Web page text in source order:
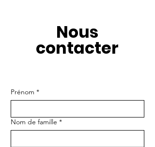
Nous
contacter
Prénom *
Nom de famille *